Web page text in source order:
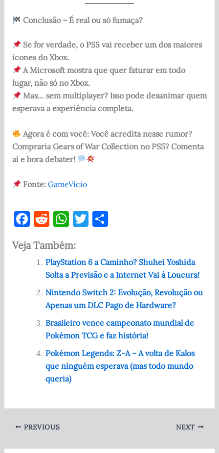
Conclusão – É real ou só fumaça?
Se for verdade, o PS5 vai receber um dos maiores
ícones do Xbox.
A Microsoft mostra que quer faturar em todo
lugar, não só no Xbox.
Mas… sem multiplayer? Isso pode desanimar quem
esperava a experiência completa.
Agora é com você: Você acredita nesse rumor?
Compraria Gears of War Collection no PS5? Comenta
aí e bora debater!
Fonte: GameVício
F
c
e
o
k
R
d
di
t
W
at
s
A
p
p
T
te
r
S
e
Veja Também:
PlayStation 6 a Caminho? Shuhei Yoshida
Solta a Previsão e a Internet Vai à Loucura!
Nintendo Switch 2: Evolução, Revolução ou
Apenas um DLC Pago de Hardware?
Brasileiro vence campeonato mundial de
Pokémon TCG e faz história!
Pokémon Legends: Z-A – A volta de Kalos
que ninguém esperava (mas todo mundo
queria)
PREVIOUS NEXT